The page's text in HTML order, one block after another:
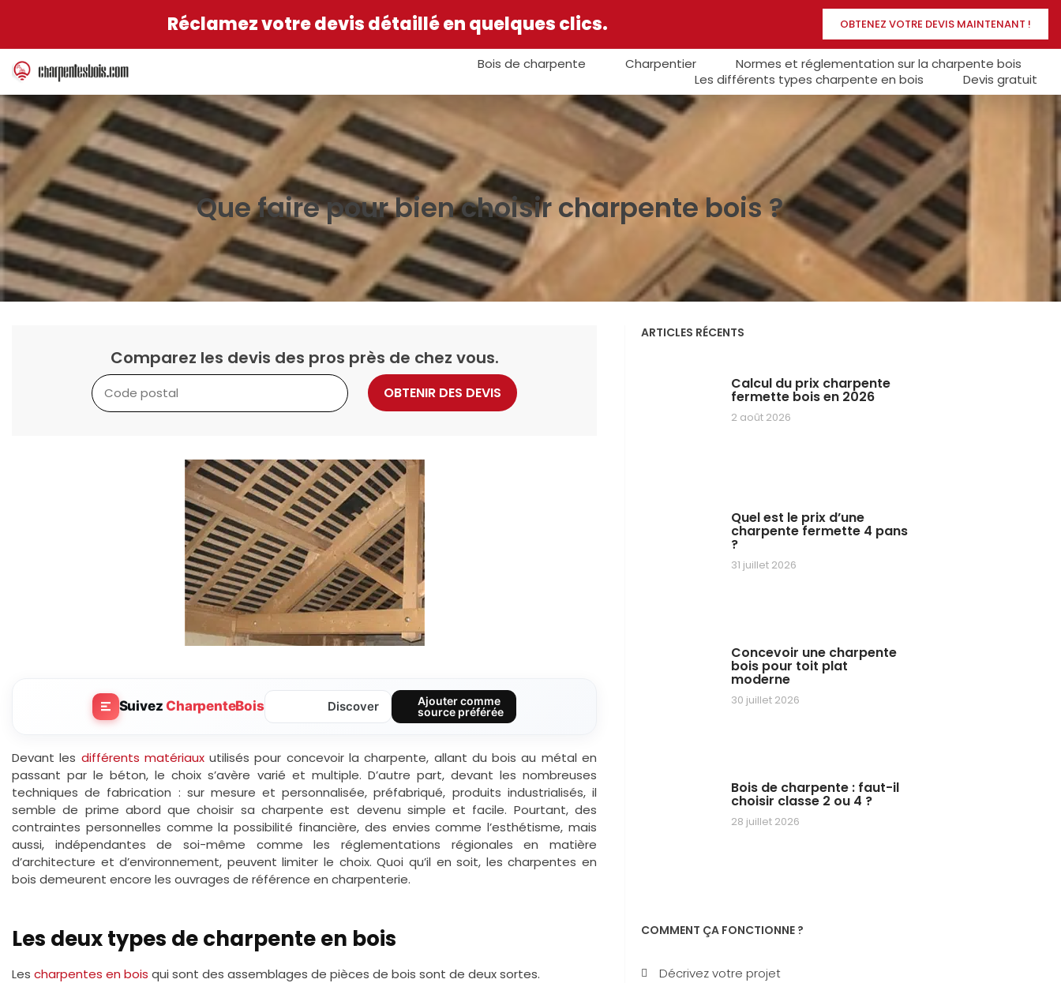
Réclamez votre devis détaillé en quelques clics. OBTENEZ VOTRE DEVIS MAINTENANT !
Bois de charpente Charpentier
Normes et réglementation sur la charpente bois
Les différents types charpente en bois
Devis gratuit
Que faire pour bien choisir charpente bois ?
Comparez les devis des pros près de chez vous.
OBTENIR DES DEVIS
SuivezCharpenteBois Discover
Ajouter comme
source préférée
Devant les différents matériauxutilisés pour concevoir la charpente, allant du bois au métal en
passant par le béton, le choix s’avère varié et multiple. D’autre part, devant les nombreuses
techniques de fabrication : sur mesure et personnalisée, préfabriqué, produits industrialisés, il
semble de prime abord que choisir sa charpente est devenu simple et facile. Pourtant, des
contraintes personnelles comme la possibilité financière, des envies comme l’esthétisme, mais
aussi, indépendantes de soi-même comme les réglementations régionales en matière
d’architecture et d’environnement, peuvent limiter le choix. Quoi qu’il en soit, les charpentes en
bois demeurent encore les ouvrages de référence en charpenterie.
Les deux types de charpente en bois
Les charpentes en bois qui sont des assemblages de pièces de bois sont de deux sortes.
ARTICLES RÉCENTS
Calcul du prix charpente
fermette bois en 2026
2 août 2026
Quel est le prix d’une
charpente fermette 4 pans
?
31 juillet 2026
Concevoir une charpente
bois pour toit plat
moderne
30 juillet 2026
Bois de charpente : faut-il
choisir classe 2 ou 4 ?
28 juillet 2026
COMMENT ÇA FONCTIONNE ?
Décrivez votre projet